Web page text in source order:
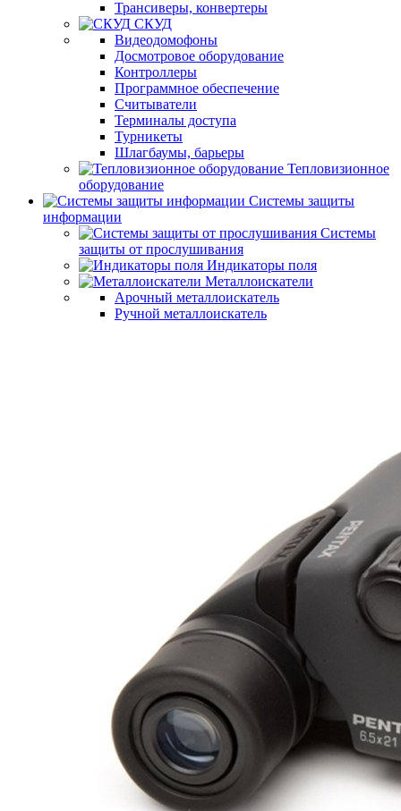
Трансиверы, конвертеры
СКУД
Видеодомофоны
Досмотровое оборудование
Контроллеры
Программное обеспечение
Считыватели
Терминалы доступа
Турникеты
Шлагбаумы, барьеры
Тепловизионное
оборудование
Системы защиты
информации
Системы
защиты от прослушивания
Индикаторы поля
Металлоискатели
Арочный металлоискатель
Ручной металлоискатель